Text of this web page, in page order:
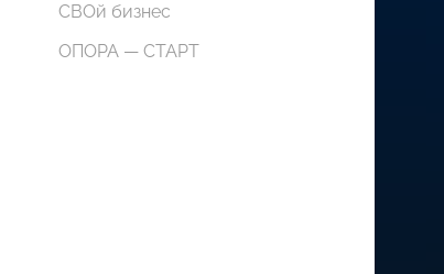
СВОй бизнес
ОПОРА — СТАРТ